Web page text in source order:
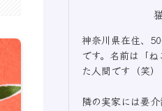
神奈川県在住、
です。名前は「
た人間です（笑）
隣の実家には要